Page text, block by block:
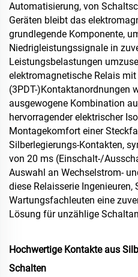
Automatisierung, von
Geräten bleibt das
grundlegende Komponente,
Niedrigleistungssignale in
Leistungsbelastungen
elektromagnetische Relais mit
(3PDT-)Kontaktanordnungen
ausgewogene Kombination
hervorragender elektrischer
Montagekomfort einer
Silberlegierungs-Kontakten,
von 20 ms (Einschalt-/
Auswahl an Wechselstrom-
diese Relaisserie
Wartungsfachleuten eine
Lösung für unzählige
Hochwertige Kontakte aus
Schalten